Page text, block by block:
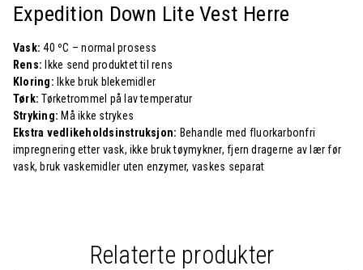
Expedition Down Lite Vest Herre
Vask:40 ºC – normal prosess
Rens:
Ikke send produktet til rens
Kloring: Ikke bruk blekemidler
Tørk:Tørketrommel på lav temperatur
Stryking: Må ikke strykes
Ekstra vedlikeholdsinstruksjon: Behandle med fluorkarbonfri
impregnering etter vask, ikke bruk tøymykner, fjern dragerne av lær før
vask, bruk vaskemidler uten enzymer, vaskes separat
Relaterte produkter